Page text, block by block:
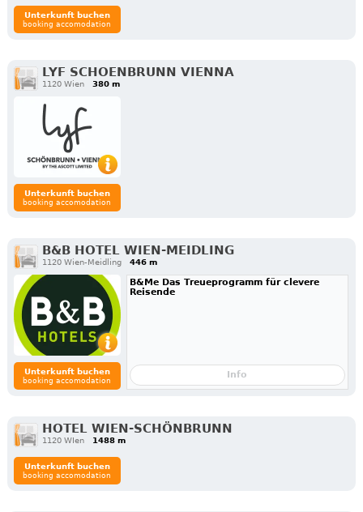
Unterkunft buchen
booking accomodation
LYF SCHOENBRUNN VIENNA
1120 Wien 380 m
Unterkunft buchen
booking accomodation
B&B HOTEL WIEN-MEIDLING
1120 Wien-Meidling 446 m
Unterkunft buchen
booking accomodation
B&Me Das Treueprogramm für clevere
Reisende
Info
HOTEL WIEN-SCHÖNBRUNN
1120 WIen 1488 m
Unterkunft buchen
booking accomodation